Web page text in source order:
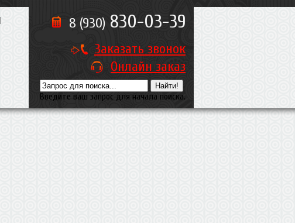
Введите ваш запрос для начала поиска.
8 (930) 830-03-39
Заказать звонок
Онлайн заказ